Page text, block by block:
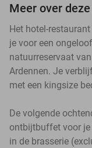
Meer over
Het hotel-
je voor een
natuurreservaat
Ardennen. Je
met een kingsize
De volgende
ontbijtbuffet voor je
in de brasserie